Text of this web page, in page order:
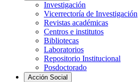
Investigación
Vicerrectoría de Investigación
Revistas académicas
Centros e institutos
Bibliotecas
Laboratorios
Repositorio Institucional
Posdoctorado
Acción Social